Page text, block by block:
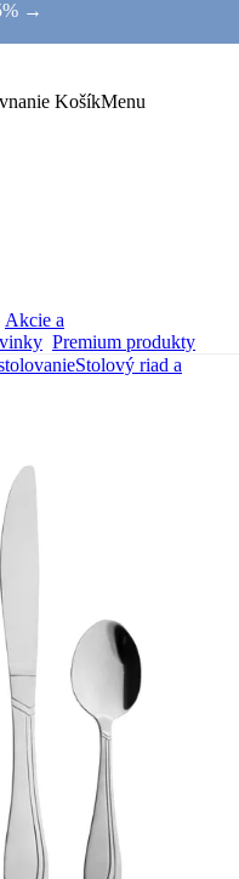
→
KošíkMenu
Akcie a
Premium produkty
Stolový riad a